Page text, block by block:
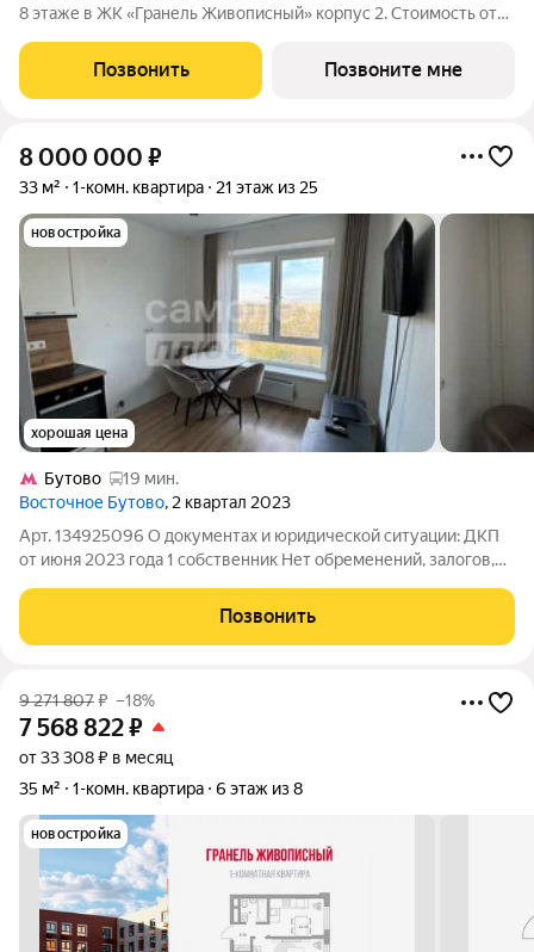
8 этаже в ЖК «Гранель Живописный» корпус 2. Стоимость от
односторонняя, окна на улицу. Для ценителей природы и
красоты всего в 3,6 км от МКАД в
Позвонить Позвоните мне
8 000 000 ₽
33 м² 1-комн. квартира 21 этаж из 25
новостройка
хорошая цена
Бутово
19 мин.
Восточное Бутово, 2 квартал 2023
Арт. 134925096 О документах и юридической ситуации: ДКП
от июня 2023 года 1 собственник Нет обременений, залогов,
квартире: 21 этаж 33 м, кухня и комната отделены стеной, при
желании можно
Позвонить
9 271 807₽ –18%
7 568 822₽
от 33 308 ₽ в месяц
35 м²
1-комн. квартира 6 этаж из 8
новостройка